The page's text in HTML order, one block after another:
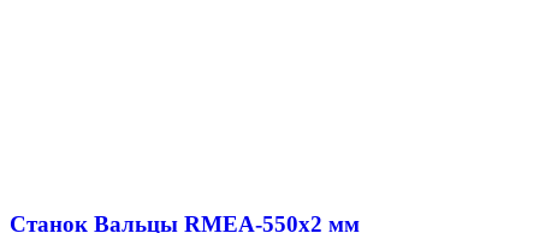
Станок Вальцы RMEA-550x2 мм